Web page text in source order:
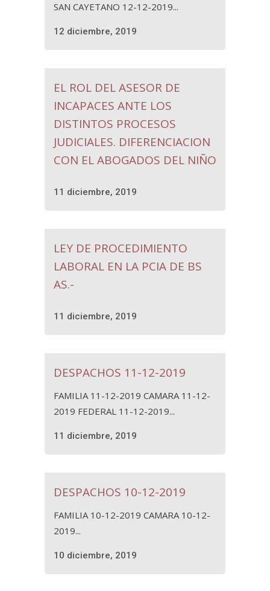
SAN CAYETANO 12-12-2019...
12 diciembre, 2019
EL ROL DEL ASESOR DE
INCAPACES ANTE LOS
DISTINTOS PROCESOS
JUDICIALES. DIFERENCIACION
CON EL ABOGADOS DEL NIÑO
11 diciembre, 2019
LEY DE PROCEDIMIENTO
LABORAL EN LA PCIA DE BS
AS.-
11 diciembre, 2019
DESPACHOS 11-12-2019
FAMILIA 11-12-2019 CAMARA 11-12-
2019 FEDERAL 11-12-2019...
11 diciembre, 2019
DESPACHOS 10-12-2019
FAMILIA 10-12-2019 CAMARA 10-12-
2019...
10 diciembre, 2019